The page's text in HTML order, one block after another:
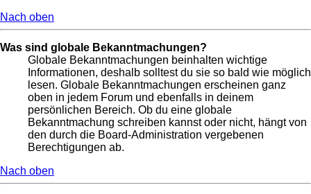
Nach oben
Was sind globale Bekanntmachungen?
Globale Bekanntmachungen beinhalten wichtige
Informationen, deshalb solltest du sie so bald wie möglich
lesen. Globale Bekanntmachungen erscheinen ganz
oben in jedem Forum und ebenfalls in deinem
persönlichen Bereich. Ob du eine globale
Bekanntmachung schreiben kannst oder nicht, hängt von
den durch die Board-Administration vergebenen
Berechtigungen ab.
Nach oben